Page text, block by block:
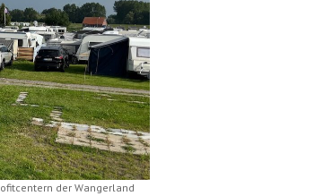
der Wangerland